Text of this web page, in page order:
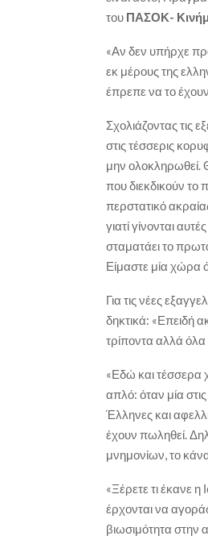
του ΠΑΣΟΚ-
«Αν δεν υπήρχε
εκ μέρους της
έπρεπε να το
Σχολιάζοντας τις
στις τέσσερις
μην ολοκληρωθεί.
που διεκδικούν το
περστατικό
γιατί γίνονται
σταματάει το
Είμαστε μία χώρα
Για τις νέες
δηκτικά: «Επειδή
τρίποντα αλλά όλα
«Εδώ και τέσσερα
απλό: όταν μία
Έλληνες και
έχουν πωληθεί.
μνημονίων, το
«Ξέρετε τι έκανε
έρχονται να
βιωσιμότητα στην